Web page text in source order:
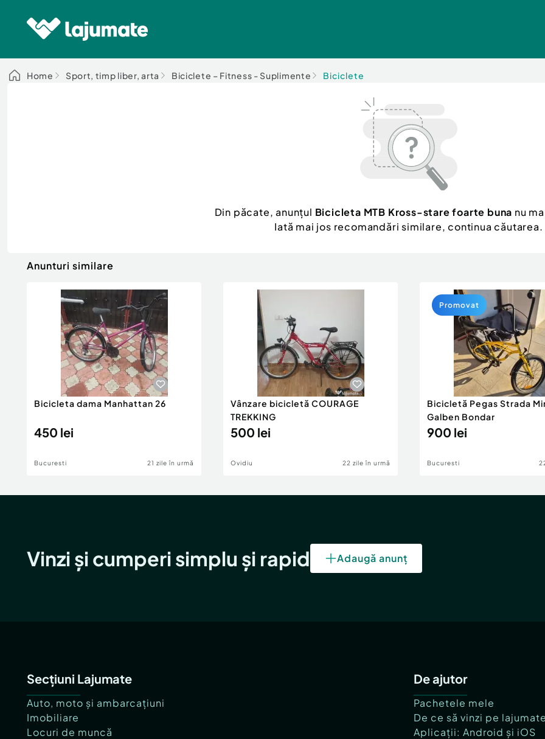
Home Sport, timp liber, arta Biciclete – Fitness - Suplimente Biciclete
Din păcate, anunțul Bicicleta MTB Kross-stare foarte buna nu
Iată mai jos recomandări similare, continua căutarea.
Anunturi similare
Bicicleta dama Manhattan 26
450 lei
Bucuresti 21 zile în urmă
Vânzare bicicletă COURAGE
TREKKING
500 lei
Ovidiu 22 zile în urmă
Bicicletă Pegas Strada
Galben Bondar
900 lei
Bucuresti
Promovat
Vinzi și cumperi simplu și rapid Adaugă anunț
Secțiuni Lajumate
Auto, moto și ambarcațiuni
Imobiliare
Locuri de muncă
De ajutor
Pachetele mele
De ce să vinzi pe
Aplicații: Android și iOS